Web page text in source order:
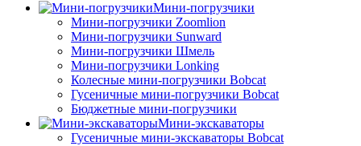
Мини-погрузчики
Мини-погрузчики Zoomlion
Мини-погрузчики Sunward
Мини-погрузчики Шмель
Мини-погрузчики Lonking
Колесные мини-погрузчики Bobcat
Гусеничные мини-погрузчики Bobcat
Бюджетные мини-погрузчики
Мини-экскаваторы
Гусеничные мини-экскаваторы Bobcat